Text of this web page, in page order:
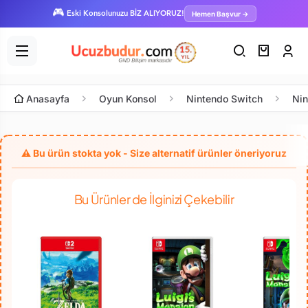
🎮 Eski Konsolunuzu BİZ ALIYORUZ! Hemen Başvur →
Anasayfa Oyun Konsol Nintendo Switch
Bu Ürünler de İlginizi Çekebilir